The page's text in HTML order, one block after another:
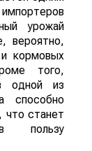
урожай
вероятно,
и кормовых
того,
одной из
способно
станет
пользу